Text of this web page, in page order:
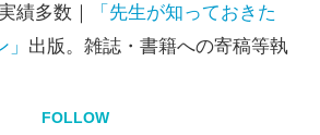
績多数｜
「先生が知っておきた
出版。雑誌・書籍への寄稿等執
FOLLOW